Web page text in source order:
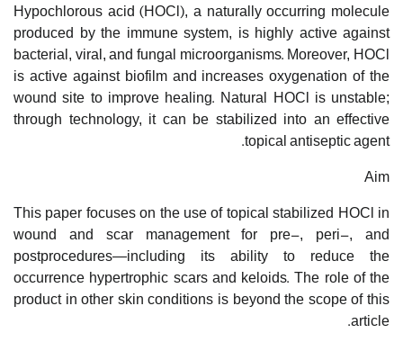
Hypochlorous acid (HOCl), a naturally occurring molecule
produced by the immune system, is highly active against
bacterial, viral, and fungal microorganisms. Moreover, HOCl
is active against biofilm and increases oxygenation of the
wound site to improve healing. Natural HOCl is unstable;
through technology, it can be stabilized into an effective
topical antiseptic agent.
Aim
This paper focuses on the use of topical stabilized HOCl in
wound and scar management for pre-, peri-, and
postprocedures—including its ability to reduce the
occurrence hypertrophic scars and keloids. The role of the
product in other skin conditions is beyond the scope of this
article.